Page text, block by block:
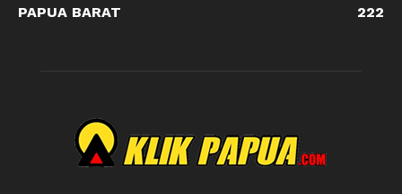
PAPUA BARAT
222